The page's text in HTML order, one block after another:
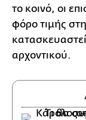
το κοινό, οι
φόρο τιμής
αρχοντικού.